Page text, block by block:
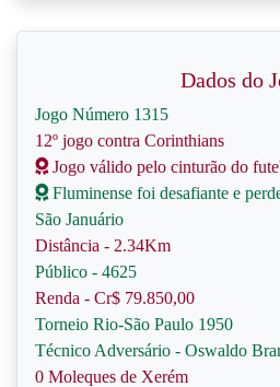
Dados do
Jogo Número 1315
12º jogo contra Corinthians
Jogo válido pelo cinturão do
Fluminense foi desafiante e
São Januário
Distância - 2.34Km
Público - 4625
Renda - Cr$ 79.850,00
Torneio Rio-São Paulo 1950
Técnico Adversário - Oswaldo
0 Moleques de Xerém